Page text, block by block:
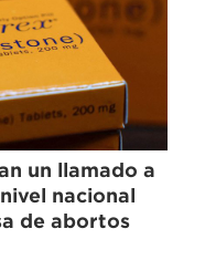
un llamado a
nacional
de abortos